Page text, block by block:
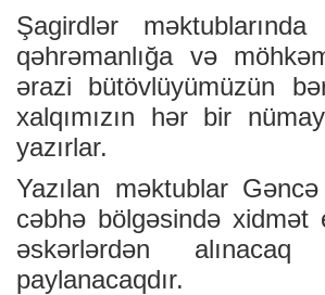
Şagirdlər
qəhrəmanlığa və
ərazi bütövlüyümüzün
xalqımızın hər bir
yazırlar.
Yazılan məktublar
cəbhə bölgəsində xidmət
əskərlərdən
paylanacaqdır.